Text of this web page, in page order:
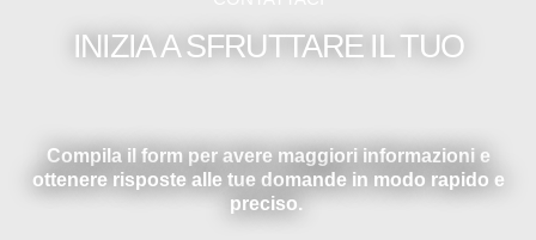
INIZIA A SFRUTTARE IL TUO
Compila il form per avere maggiori informazioni e
ottenere risposte alle tue domande in modo rapido e
preciso.